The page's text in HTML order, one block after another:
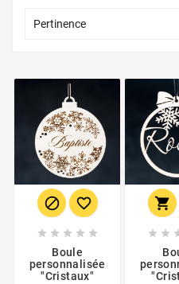
Pertinence
 
    
Boule
personnalisée
"Cristaux"

 